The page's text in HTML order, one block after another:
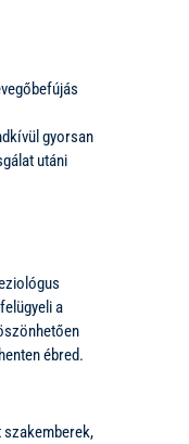
gyorsan
utáni
a
ébred.
szakemberek,